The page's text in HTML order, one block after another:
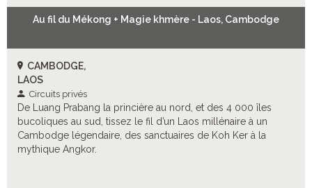
Au fil du Mékong + Magie khmère - Laos, Cambodge
CAMBODGE,
LAOS
Circuits privés
De Luang Prabang la princière au nord, et des 4 000 îles
bucoliques au sud, tissez le fil d’un Laos millénaire à un
Cambodge légendaire, des sanctuaires de Koh Ker à la
mythique Angkor.